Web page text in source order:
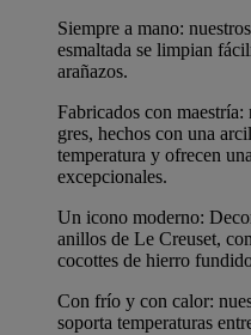
Siempre a mano:
esmaltada se limpian
arañazos.
Fabricados con maestría:
gres, hechos con una
temperatura y ofrecen
excepcionales.
Un icono moderno:
anillos de Le Creuset,
cocottes de hierro
Con frío y con calor:
soporta temperaturas